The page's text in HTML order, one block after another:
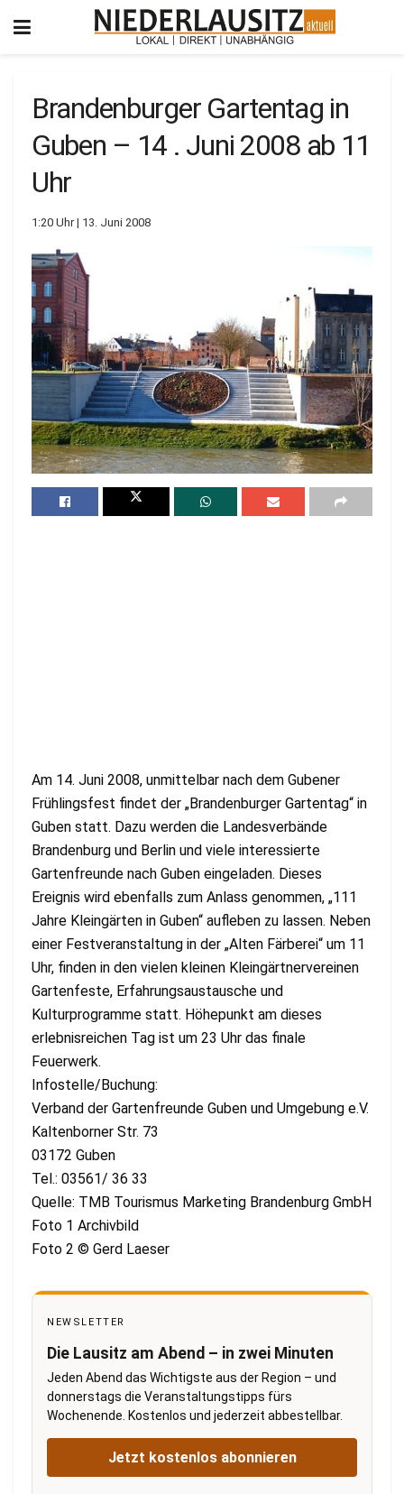
Brandenburger Gartentag in
Guben – 14 . Juni 2008 ab 11
Uhr
1:20 Uhr | 13. Juni 2008
Am 14. Juni 2008, unmittelbar nach dem Gubener
Frühlingsfest findet der „Brandenburger Gartentag“ in
Guben statt. Dazu werden die Landesverbände
Brandenburg und Berlin und viele interessierte
Gartenfreunde nach Guben eingeladen. Dieses
Ereignis wird ebenfalls zum Anlass genommen, „111
Jahre Kleingärten in Guben“ aufleben zu lassen. Neben
einer Festveranstaltung in der „Alten Färberei“ um 11
Uhr, finden in den vielen kleinen Kleingärtnervereinen
Gartenfeste, Erfahrungsaustausche und
Kulturprogramme statt. Höhepunkt am dieses
erlebnisreichen Tag ist um 23 Uhr das finale
Feuerwerk.
Infostelle/Buchung:
Verband der Gartenfreunde Guben und Umgebung e.V.
Kaltenborner Str. 73
03172 Guben
Tel.: 03561/ 36 33
Quelle: TMB Tourismus Marketing Brandenburg GmbH
Foto 1 Archivbild
Foto 2 © Gerd Laeser
NEWSLETTER
Die Lausitz am Abend – in zwei Minuten
Jeden Abend das Wichtigste aus der Region – und
donnerstags die Veranstaltungstipps fürs
Wochenende. Kostenlos und jederzeit abbestellbar.
Jetzt kostenlos abonnieren